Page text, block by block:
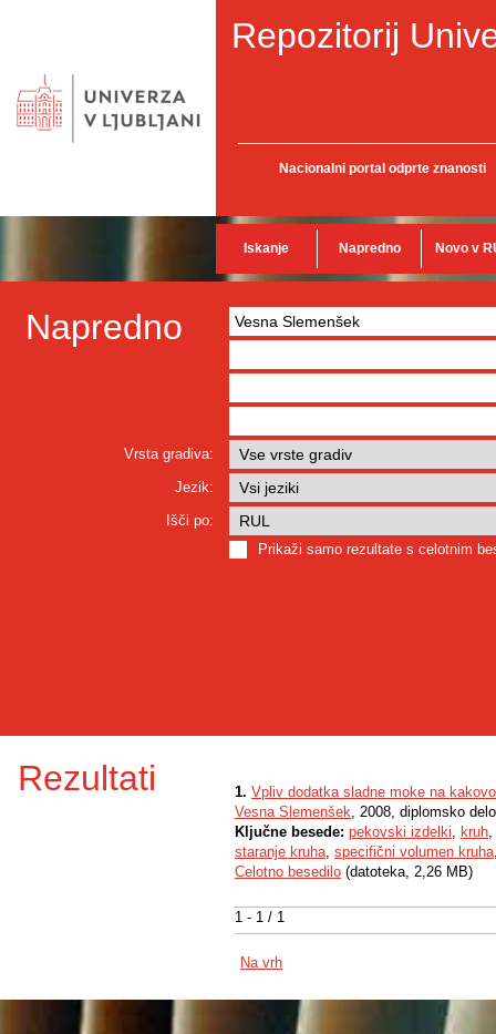
Repozitorij
Nacionalni portal odprte znanosti
Iskanje Napredno Novo v
Napredno
Vrsta gradiva:
Jezik:
Išči po:
Prikaži samo rezultate s celotnim
Rezultati
1 - 1 / 1
1. Vpliv dodatka sladne moke na
Vesna Slemenšek, 2008, diplomsko delo
Ključne besede: pekovski izdelki, kruh,
staranje kruha, specifični volumen kruha
Celotno besedilo (datoteka, 2,26 MB)
Na vrh